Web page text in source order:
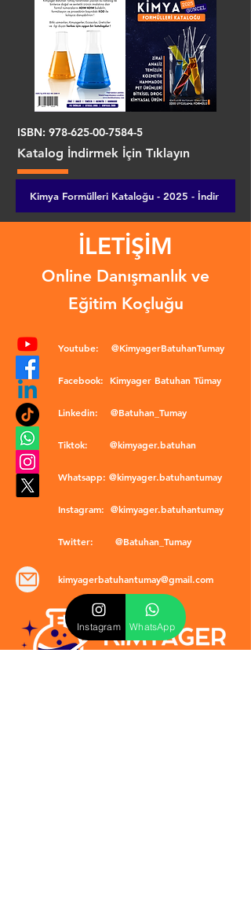
ISBN: 978-625-00-7584-5
Katalog İndirmek İçin Tıklayın
Kimya Formülleri Kataloğu - 2025 - İndir
İLETİŞİM
Online Danışmanlık ve
Eğitim Koçluğu
Youtube: @KimyagerBatuhanTumay
Facebook: Kimyager Batuhan Tümay
Linkedin: @Batuhan_Tumay
Tiktok: @kimyager.batuhan
Whatsapp: @kimyager.batuhantumay
Instagram: @kimyager.batuhantumay
Twitter: @Batuhan_Tumay
kimyagerbatuhantumay@gmail.com
Instagram WhatsApp